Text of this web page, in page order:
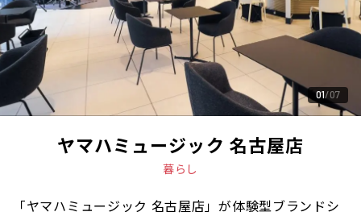
01 07
ヤマハミュージック 名古屋店
暮らし
「ヤマハミュージック 名古屋店」が体験型ブランドシ